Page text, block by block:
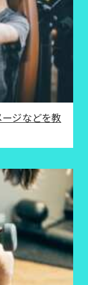
ージなどを教